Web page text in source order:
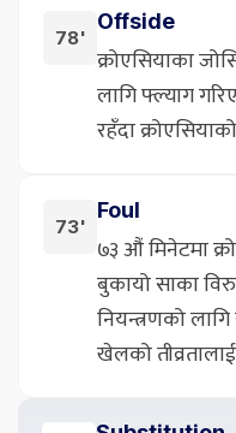
78'
Offside
क्रोएसियाका
लागि फ्ल्याग
रहँदा
73'
Foul
७३ औं मिनेटमा
बुकायो साका
नियन्त्रणको
खेलको